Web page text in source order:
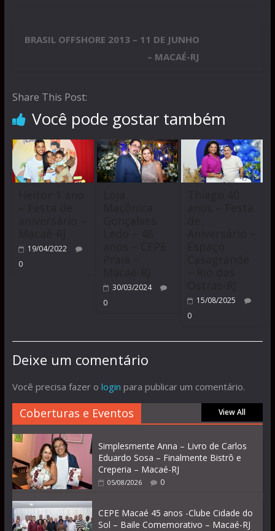
BRASIL OFFSHORE 2013 – 11 DE JUNHO
– MACAÉ-RJ
Share This Post:
Você pode gostar também
19/04/2022
0
30/03/2024
0
15/08/2025
0
Deixe um comentário
Você precisa fazer o login para publicar um comentário.
Coberturas e Eventos View All
Simplesmente Anna – Livro de Carlos
Eduardo Sosa – Finalmente Bistrô e
Creperia – Macaé-RJ
05/08/2026 0
CEPE Macaé 45 anos -Clube Cidade do
Sol – Baile Comemorativo – Macaé-RJ